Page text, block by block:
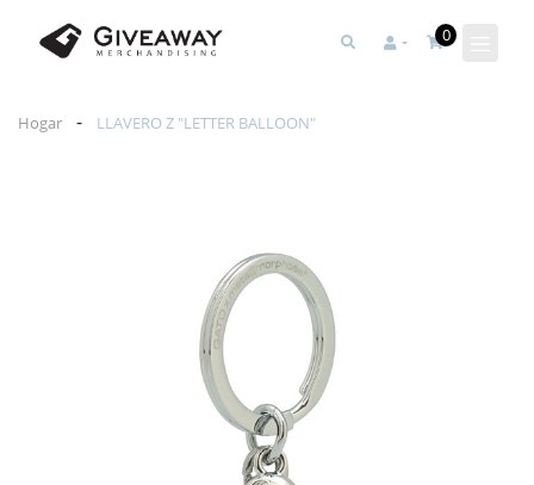
0
Hogar - LLAVERO Z "LETTER BALLOON"